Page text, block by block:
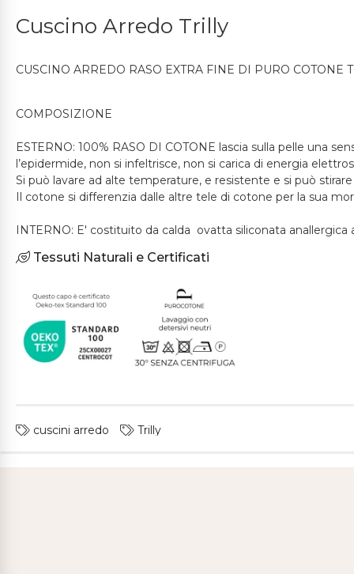
Cuscino Arredo Trilly
CUSCINO ARREDO RASO EXTRA FINE DI PURO COTONE
COMPOSIZIONE
ESTERNO: 100% RASO DI COTONE lascia sulla pelle una
l’epidermide, non si infeltrisce, non si carica di energia
Si può lavare ad alte temperature, e resistente e si può
Il cotone si differenzia dalle altre tele di cotone per la sua
INTERNO: E' costituito da calda ovatta siliconata
Tessuti Naturali e Certificati
cuscini arredo Trilly